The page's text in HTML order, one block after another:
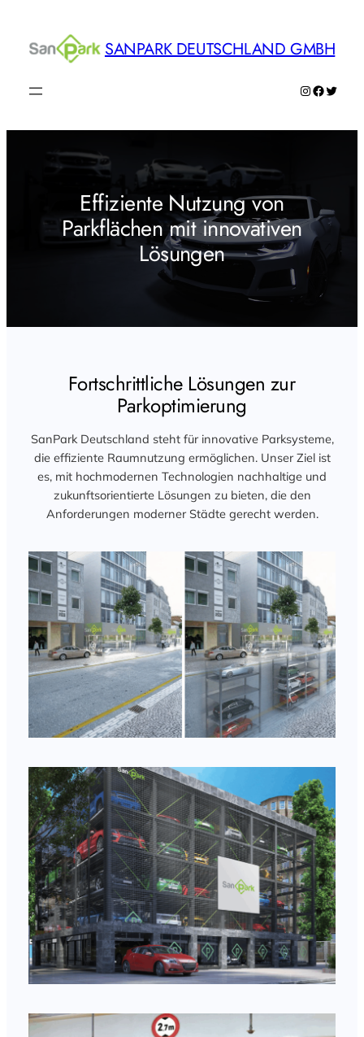
springen
SANPARK DEUTSCHLAND GMBH
Instagram
Effiziente Nutzung von
Parkflächen mit innovativen
Lösungen
Fortschrittliche Lösungen zur
Parkoptimierung
SanPark Deutschland steht für innovative Parksysteme,
die effiziente Raumnutzung ermöglichen. Unser Ziel ist
es, mit hochmodernen Technologien nachhaltige und
zukunftsorientierte Lösungen zu bieten, die den
Anforderungen moderner Städte gerecht werden.